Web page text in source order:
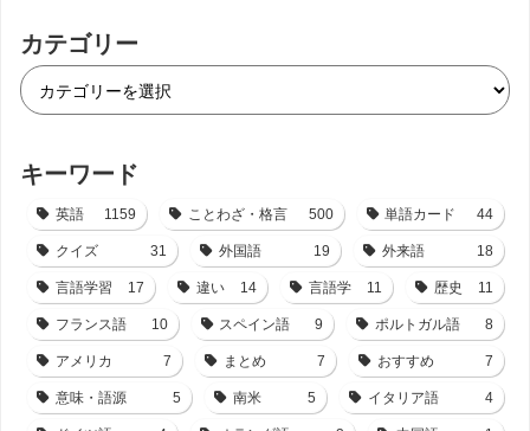
カテゴリー
キーワード
英語 1159 ことわざ・格言 500 単語カード 44
クイズ 31 外国語 19 外来語 18
言語学習 17 違い 14 言語学 11 歴史 11
フランス語 10 スペイン語 9 ポルトガル語 8
アメリカ 7 まとめ 7 おすすめ 7
意味・語源 5 南米 5 イタリア語 4